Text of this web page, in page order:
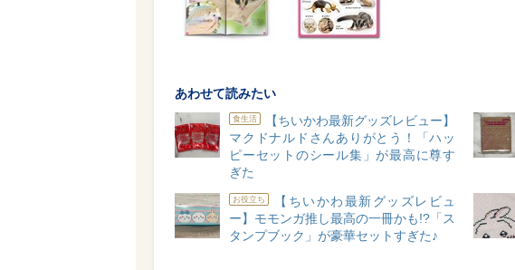
あわせて読みたい
食生活
【ちいかわ最新グッズレビュー】
マクドナルドさんありがとう！「ハッ
ピーセットのシール集」が最高に尊す
ぎた
お役立ち
【ちいかわ最新グッズレビュ
ー】モモンガ推し最高の一冊かも!?「ス
タンプブック」が豪華セットすぎた♪